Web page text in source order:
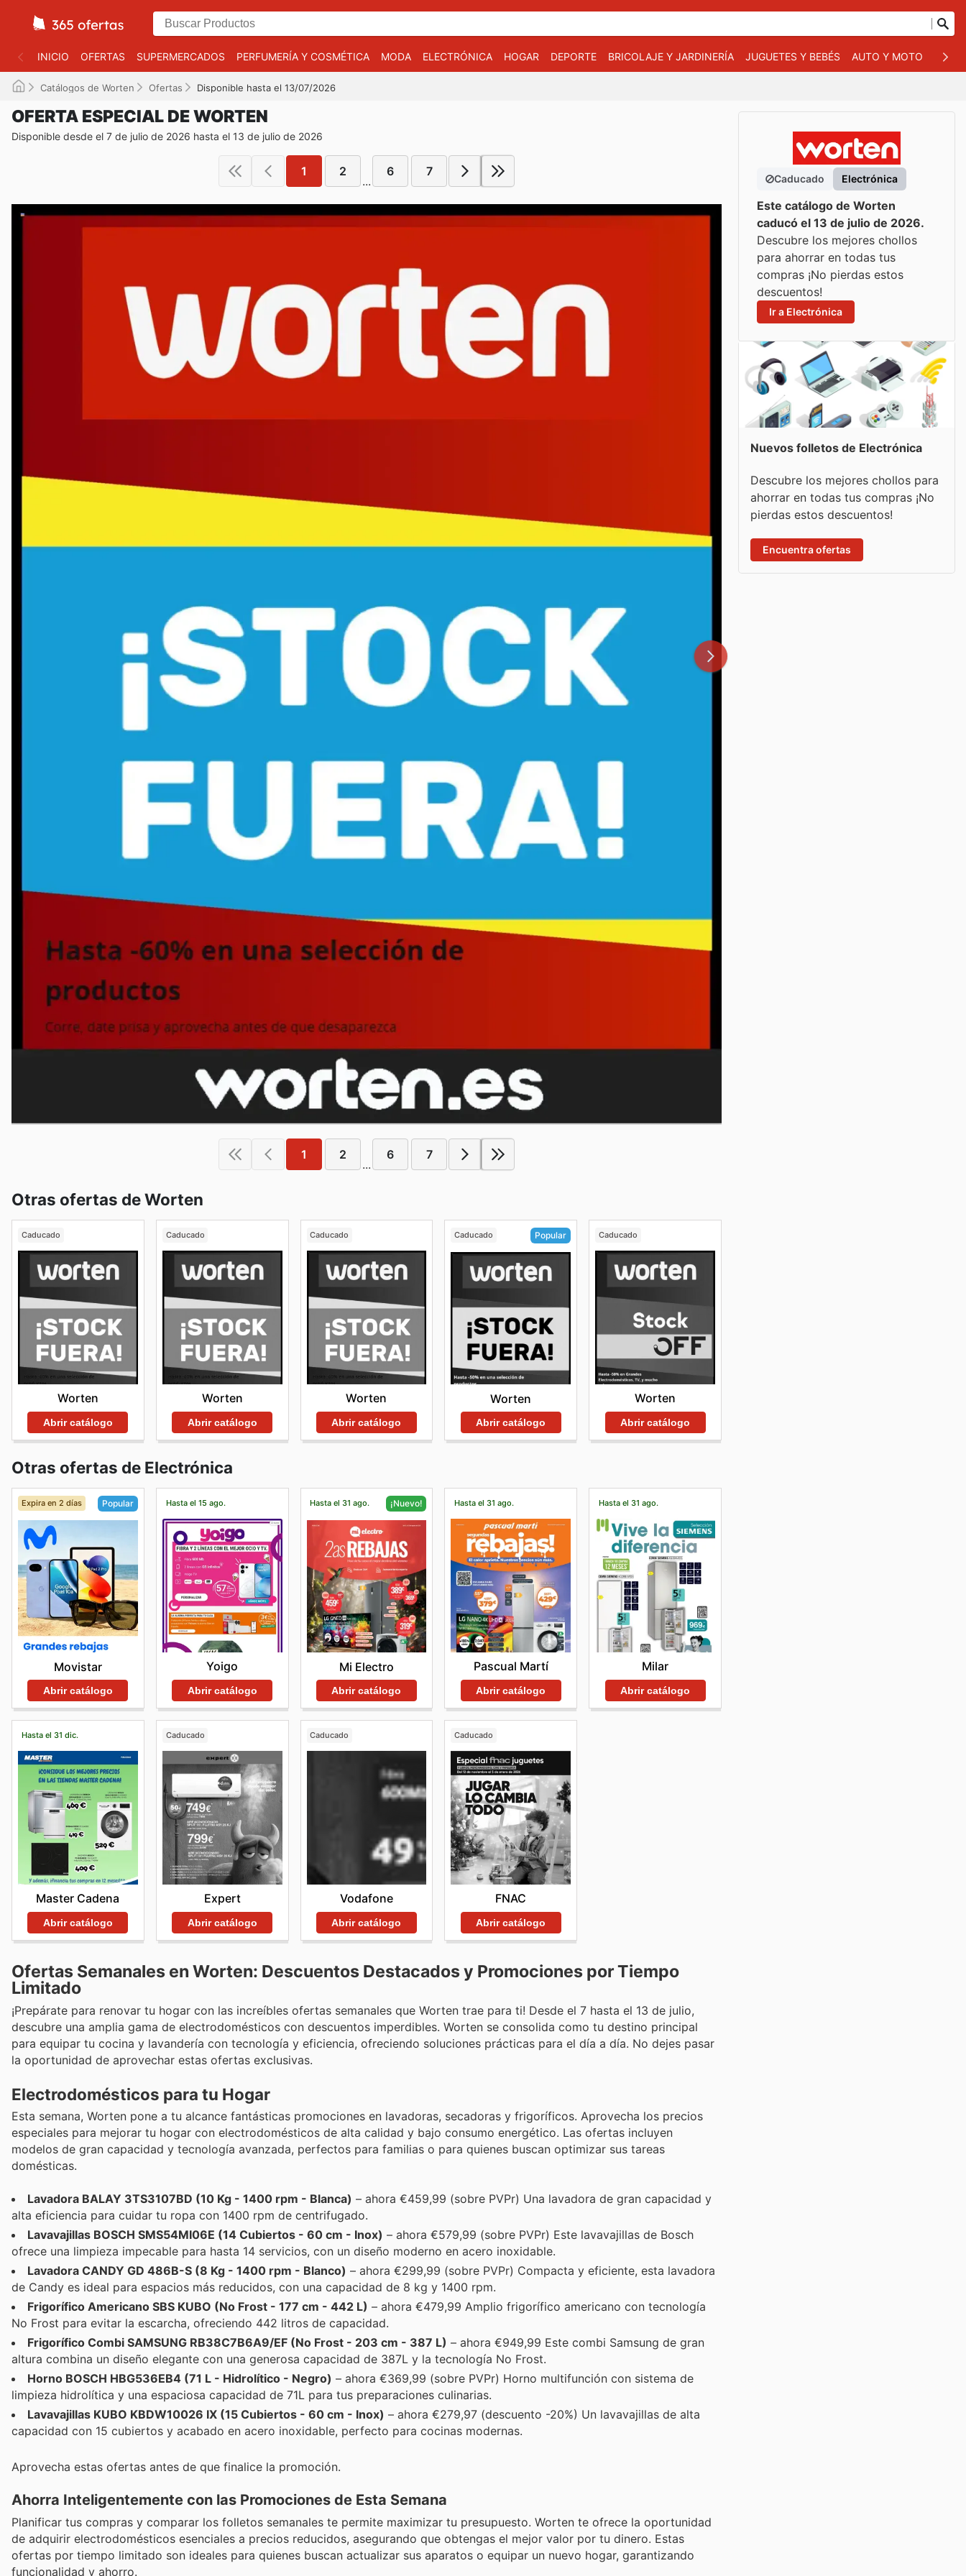
INICIO OFERTAS SUPERMERCADOS PERFUMERÍA Y COSMÉTICA MODA ELECTRÓNICA HOGAR DEPORTE BRICOLAJE Y JARDINERÍA JUGUETES Y BEBÉS AUTO Y MOTO
Catálogos de Worten Ofertas Disponible hasta el 13/07/2026
OFERTA ESPECIAL DE WORTEN
Disponible desde el 7 de julio de 2026 hasta el 13 de julio de 2026
1 2
...
6 7
1 2
...
6 7
Otras ofertas de Worten
Caducado
Worten
Abrir catálogo
Caducado
Worten
Abrir catálogo
Caducado
Worten
Abrir catálogo
Caducado Popular
Worten
Abrir catálogo
Caducado
Worten
Abrir catálogo
Otras ofertas de Electrónica
Expira en 2 días Popular
Movistar
Abrir catálogo
Hasta el 15 ago.
Yoigo
Abrir catálogo
Hasta el 31 ago. ¡Nuevo!
Mi Electro
Abrir catálogo
Hasta el 31 ago.
Pascual Martí
Abrir catálogo
Hasta el 31 ago.
Milar
Abrir catálogo
Hasta el 31 dic.
Master Cadena
Abrir catálogo
Caducado
Expert
Abrir catálogo
Caducado
Vodafone
Abrir catálogo
Caducado
FNAC
Abrir catálogo
Ofertas Semanales en Worten: Descuentos Destacados y Promociones por Tiempo
Limitado
¡Prepárate para renovar tu hogar con las increíbles ofertas semanales que Worten trae para ti! Desde el 7 hasta el 13 de julio,
descubre una amplia gama de electrodomésticos con descuentos imperdibles. Worten se consolida como tu destino principal
para equipar tu cocina y lavandería con tecnología y eficiencia, ofreciendo soluciones prácticas para el día a día. No dejes pasar
la oportunidad de aprovechar estas ofertas exclusivas.
Electrodomésticos para tu Hogar
Esta semana, Worten pone a tu alcance fantásticas promociones en lavadoras, secadoras y frigoríficos. Aprovecha los precios
especiales para mejorar tu hogar con electrodomésticos de alta calidad y bajo consumo energético. Las ofertas incluyen
modelos de gran capacidad y tecnología avanzada, perfectos para familias o para quienes buscan optimizar sus tareas
domésticas.
Lavadora BALAY 3TS3107BD (10 Kg - 1400 rpm - Blanca) – ahora €459,99 (sobre PVPr) Una lavadora de gran capacidad y
alta eficiencia para cuidar tu ropa con 1400 rpm de centrifugado.
Lavavajillas BOSCH SMS54MI06E (14 Cubiertos - 60 cm - Inox) – ahora €579,99 (sobre PVPr) Este lavavajillas de Bosch
ofrece una limpieza impecable para hasta 14 servicios, con un diseño moderno en acero inoxidable.
Lavadora CANDY GD 486B-S (8 Kg - 1400 rpm - Blanco) – ahora €299,99 (sobre PVPr) Compacta y eficiente, esta lavadora
de Candy es ideal para espacios más reducidos, con una capacidad de 8 kg y 1400 rpm.
Frigorífico Americano SBS KUBO (No Frost - 177 cm - 442 L) – ahora €479,99 Amplio frigorífico americano con tecnología
No Frost para evitar la escarcha, ofreciendo 442 litros de capacidad.
Frigorífico Combi SAMSUNG RB38C7B6A9/EF (No Frost - 203 cm - 387 L) – ahora €949,99 Este combi Samsung de gran
altura combina un diseño elegante con una generosa capacidad de 387L y la tecnología No Frost.
Horno BOSCH HBG536EB4 (71 L - Hidrolítico - Negro) – ahora €369,99 (sobre PVPr) Horno multifunción con sistema de
limpieza hidrolítica y una espaciosa capacidad de 71L para tus preparaciones culinarias.
Lavavajillas KUBO KBDW10026 IX (15 Cubiertos - 60 cm - Inox) – ahora €279,97 (descuento -20%) Un lavavajillas de alta
capacidad con 15 cubiertos y acabado en acero inoxidable, perfecto para cocinas modernas.
Aprovecha estas ofertas antes de que finalice la promoción.
Ahorra Inteligentemente con las Promociones de Esta Semana
Planificar tus compras y comparar los folletos semanales te permite maximizar tu presupuesto. Worten te ofrece la oportunidad
de adquirir electrodomésticos esenciales a precios reducidos, asegurando que obtengas el mejor valor por tu dinero. Estas
ofertas por tiempo limitado son ideales para quienes buscan actualizar sus aparatos o equipar un nuevo hogar, garantizando
funcionalidad y ahorro.
Caducado Electrónica
Este catálogo de Worten
caducó el 13 de julio de 2026.
Descubre los mejores chollos
para ahorrar en todas tus
compras ¡No pierdas estos
descuentos!
Ir a Electrónica
Nuevos folletos de Electrónica
Descubre los mejores chollos para
ahorrar en todas tus compras ¡No
pierdas estos descuentos!
Encuentra ofertas